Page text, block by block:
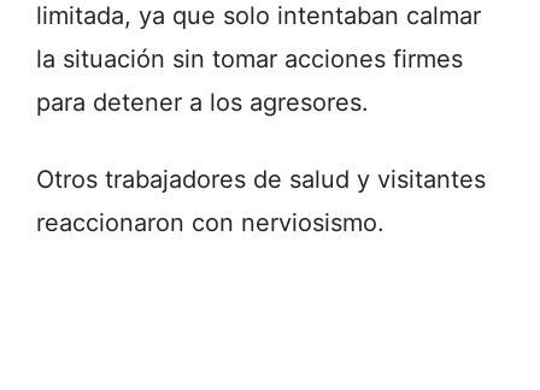
limitada, ya que solo intentaban calmar
la situación sin tomar acciones firmes
para detener a los agresores.
Otros trabajadores de salud y visitantes
reaccionaron con nerviosismo.